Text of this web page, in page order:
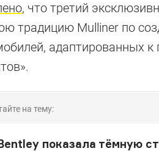
, что третий
традицию Mulliner по
адаптированных
на тему:
показала тёмную